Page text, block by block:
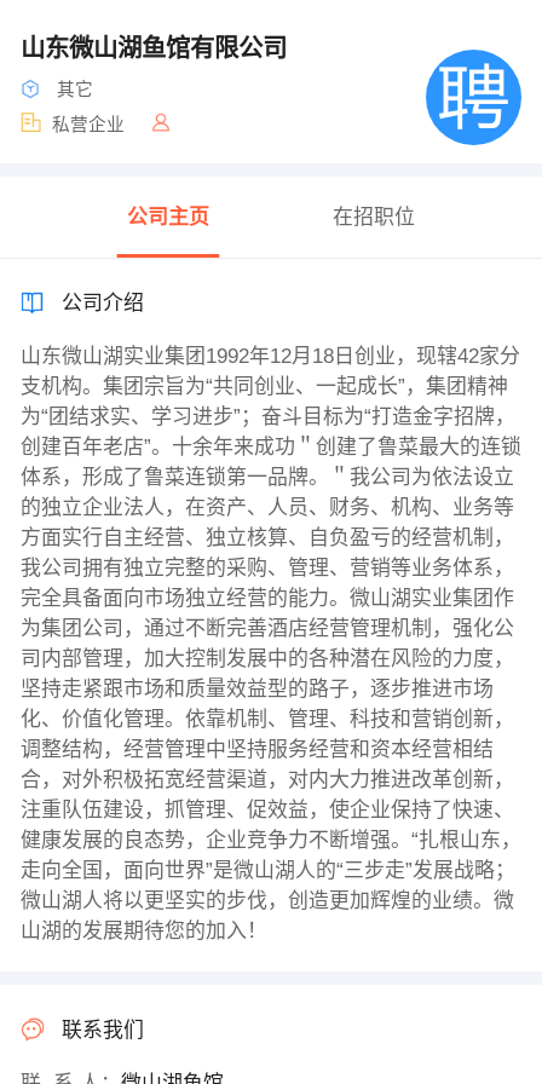
山东微山湖鱼馆有限公司
其它
私营企业
公司主页 在招职位
公司介绍
山东微山湖实业集团1992年12月18日创业，现辖42家分
支机构。集团宗旨为“共同创业、一起成长”，集团精神
为“团结求实、学习进步”；奋斗目标为“打造金字招牌，
创建百年老店”。十余年来成功＂创建了鲁菜最大的连锁
体系，形成了鲁菜连锁第一品牌。＂我公司为依法设立
的独立企业法人，在资产、人员、财务、机构、业务等
方面实行自主经营、独立核算、自负盈亏的经营机制，
我公司拥有独立完整的采购、管理、营销等业务体系，
完全具备面向市场独立经营的能力。微山湖实业集团作
为集团公司，通过不断完善酒店经营管理机制，强化公
司内部管理，加大控制发展中的各种潜在风险的力度，
坚持走紧跟市场和质量效益型的路子，逐步推进市场
化、价值化管理。依靠机制、管理、科技和营销创新，
调整结构，经营管理中坚持服务经营和资本经营相结
合，对外积极拓宽经营渠道，对内大力推进改革创新，
注重队伍建设，抓管理、促效益，使企业保持了快速、
健康发展的良态势，企业竞争力不断增强。“扎根山东，
走向全国，面向世界”是微山湖人的“三步走”发展战略；
微山湖人将以更坚实的步伐，创造更加辉煌的业绩。微
山湖的发展期待您的加入！
联系我们